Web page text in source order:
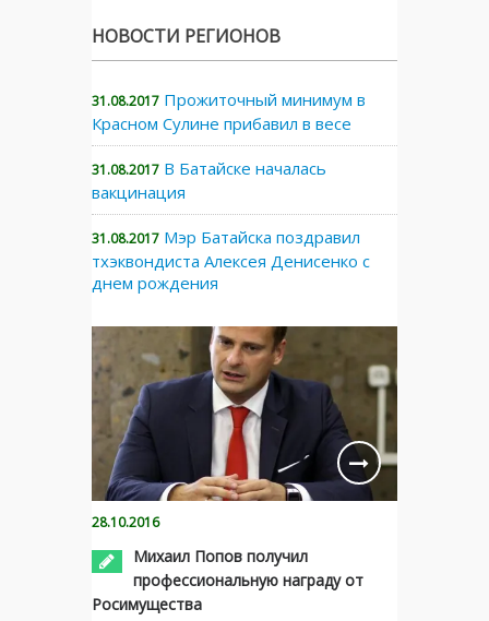
НОВОСТИ РЕГИОНОВ
31.08.2017 Прожиточный минимум в
Красном Сулине прибавил в весе
31.08.2017 В Батайске началась
вакцинация
31.08.2017 Мэр Батайска поздравил
тхэквондиста Алексея Денисенко с
днем рождения
28.10.2016
Михаил Попов получил
профессиональную награду от
Росимущества